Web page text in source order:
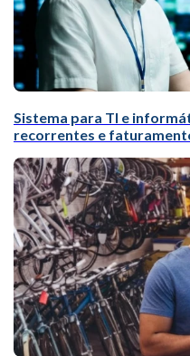
Sistema para TI e
recorrentes e